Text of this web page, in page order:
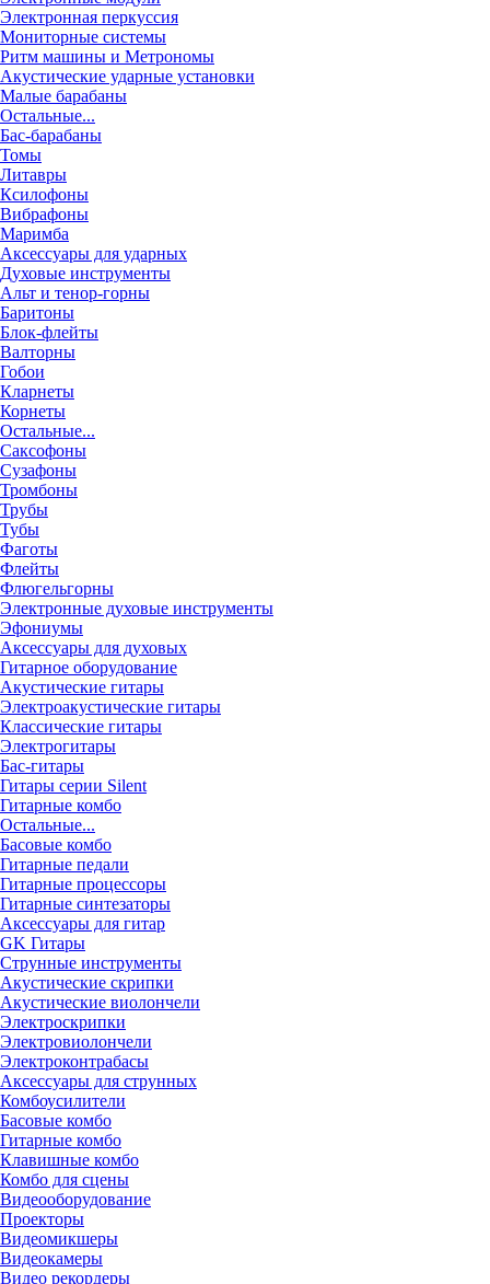
Электронная перкуссия
Мониторные системы
Ритм машины и Метрономы
Акустические ударные установки
Малые барабаны
Остальные...
Бас-барабаны
Томы
Литавры
Ксилофоны
Вибрафоны
Маримба
Аксессуары для ударных
Духовые инструменты
Альт и тенор-горны
Баритоны
Блок-флейты
Валторны
Гобои
Кларнеты
Корнеты
Остальные...
Саксофоны
Сузафоны
Тромбоны
Трубы
Тубы
Фаготы
Флейты
Флюгельгорны
Электронные духовые инструменты
Эфониумы
Аксессуары для духовых
Гитарное оборудование
Акустические гитары
Электроакустические гитары
Классические гитары
Электрогитары
Бас-гитары
Гитары серии Silent
Гитарные комбо
Остальные...
Басовые комбо
Гитарные педали
Гитарные процессоры
Гитарные синтезаторы
Аксессуары для гитар
GK Гитары
Струнные инструменты
Акустические скрипки
Акустические виолончели
Электроскрипки
Электровиолончели
Электроконтрабасы
Аксессуары для струнных
Комбоусилители
Басовые комбо
Гитарные комбо
Клавишные комбо
Комбо для сцены
Видеооборудование
Проекторы
Видеомикшеры
Видеокамеры
Видео рекордеры